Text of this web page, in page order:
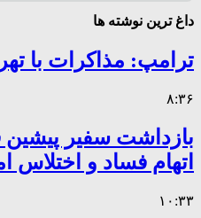
داغ ترین نوشته ها
ترامپ: مذاکرات با
۸:۳۶
بازداشت سفیر پیشین
اتهام فساد و اختلاس
۱۰:۳۳